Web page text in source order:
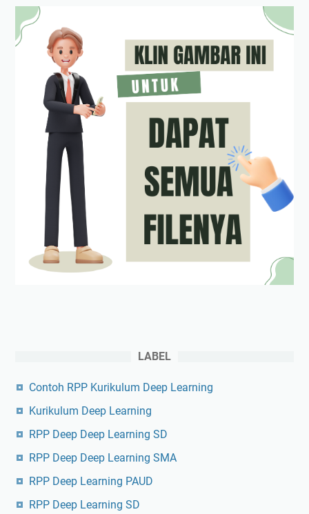
LABEL
Contoh RPP Kurikulum Deep Learning
Kurikulum Deep Learning
RPP Deep Deep Learning SD
RPP Deep Deep Learning SMA
RPP Deep Learning PAUD
RPP Deep Learning SD